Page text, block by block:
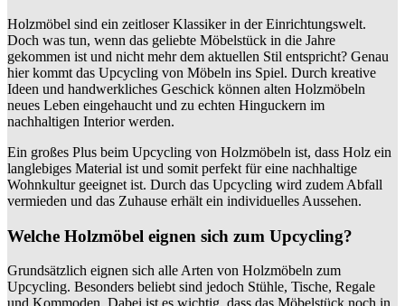
Holzmöbel sind ein zeitloser Klassiker in der Einrichtungswelt.
Doch was tun, wenn das geliebte Möbelstück in die Jahre
gekommen ist und nicht mehr dem aktuellen Stil entspricht? Genau
hier kommt das Upcycling von Möbeln ins Spiel. Durch kreative
Ideen und handwerkliches Geschick können alten Holzmöbeln
neues Leben eingehaucht und zu echten Hinguckern im
nachhaltigen Interior werden.
Ein großes Plus beim Upcycling von Holzmöbeln ist, dass Holz ein
langlebiges Material ist und somit perfekt für eine nachhaltige
Wohnkultur geeignet ist. Durch das Upcycling wird zudem Abfall
vermieden und das Zuhause erhält ein individuelles Aussehen.
Welche Holzmöbel eignen sich zum Upcycling?
Grundsätzlich eignen sich alle Arten von Holzmöbeln zum
Upcycling. Besonders beliebt sind jedoch Stühle, Tische, Regale